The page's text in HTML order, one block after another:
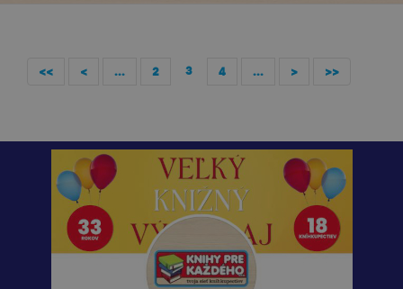
<< < ... 2 3 4 ... > >>